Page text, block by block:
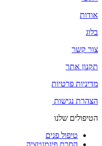
אודות
בלוג
צור קשר
תקנון אתר
מדיניות פרטיות
הצהרת נגישות
הטיפולים שלנו
טיפול פנים